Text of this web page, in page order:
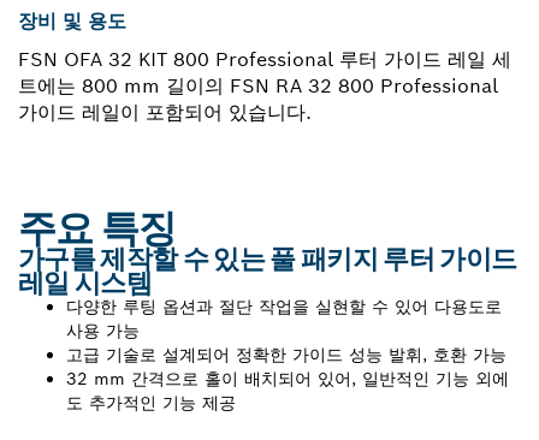
장비 및 용도
FSN OFA 32 KIT 800 Professional 루터 가이드 레일 세
트에는 800 mm 길이의 FSN RA 32 800 Professional
가이드 레일이 포함되어 있습니다.
주요 특징
가구를 제작할 수 있는 풀 패키지 루터 가이드
레일 시스템
다양한 루팅 옵션과 절단 작업을 실현할 수 있어 다용도로
사용 가능
고급 기술로 설계되어 정확한 가이드 성능 발휘, 호환 가능
32 mm 간격으로 홀이 배치되어 있어, 일반적인 기능 외에
도 추가적인 기능 제공